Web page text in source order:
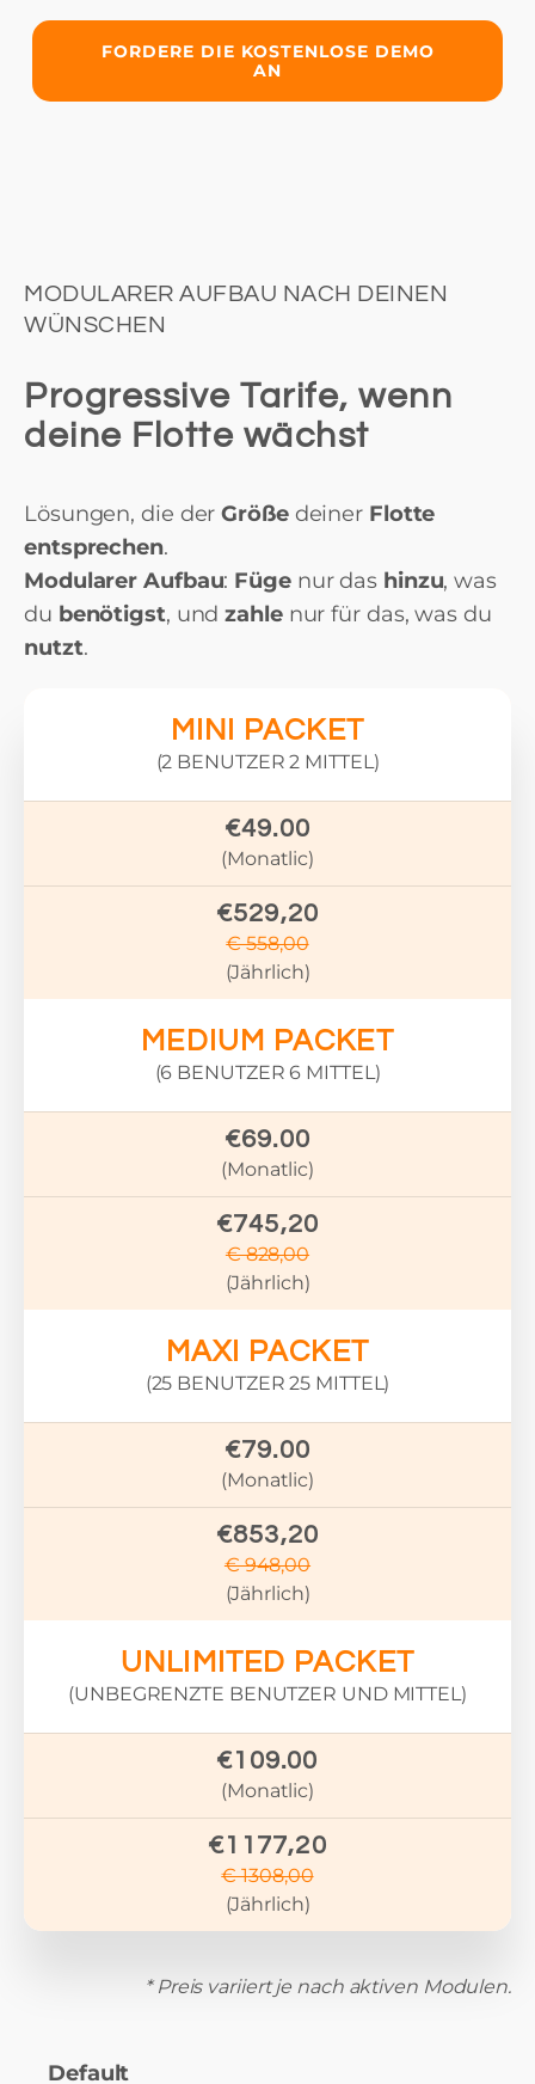
FORDERE DIE KOSTENLOSE DEMO
AN
MODULARER AUFBAU NACH DEINEN
WÜNSCHEN
Progressive Tarife, wenn
deine Flotte wächst
Lösungen, die derGröße deiner Flotte
entsprechen.
Modularer Aufbau: Füge nur das hinzu, was
du benötigst, undzahle nur für das, was du
nutzt.
MINI PACKET
(2 BENUTZER 2 MITTEL)
€49.00
(Monatlic)
€529,20
€ 558,00
(Jährlich)
MEDIUM PACKET
(6 BENUTZER 6 MITTEL)
€69.00
(Monatlic)
€745,20
€ 828,00
(Jährlich)
MAXI PACKET
(25 BENUTZER 25 MITTEL)
€79.00
(Monatlic)
€853,20
€ 948,00
(Jährlich)
UNLIMITED PACKET
(UNBEGRENZTE BENUTZER UND MITTEL)
€109.00
(Monatlic)
€1177,20
€ 1308,00
(Jährlich)
* Preis variiert je nach aktiven Modulen.
Default